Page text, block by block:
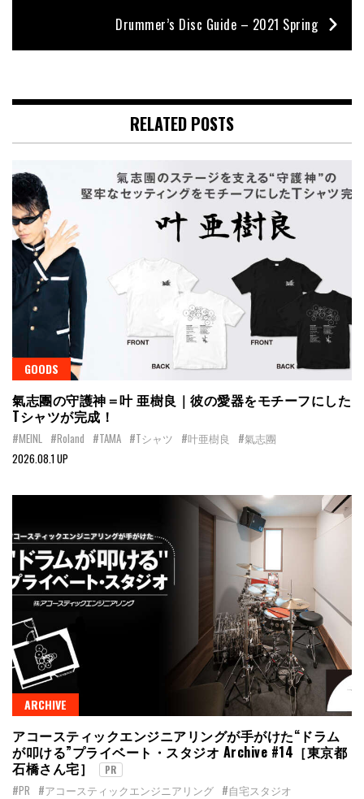
Drummer’s Disc Guide – 2021 Spring
RELATED POSTS
GOODS
氣志團の守護神＝叶 亜樹良｜彼の愛器をモチーフにした
Tシャツが完成！
#MEINL #Roland #TAMA #Tシャツ #叶亜樹良
#氣志團
2026.08.1 UP
ARCHIVE
アコースティックエンジニアリングが手がけた“ドラム
が叩ける”プライベート・スタジオ Archive #14［東京都
石橋さん宅］
PR
#PR #アコースティックエンジニアリング #自宅スタジオ